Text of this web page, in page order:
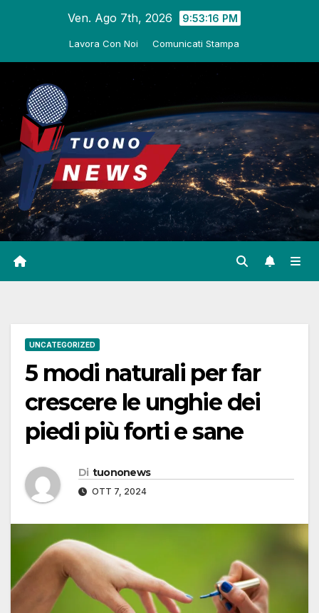
Ven. Ago 7th, 2026 9:53:17 PM
Lavora Con Noi Comunicati Stampa
UNCATEGORIZED
5 modi naturali per far
crescere le unghie dei
piedi più forti e sane
Di tuononews
OTT 7, 2024